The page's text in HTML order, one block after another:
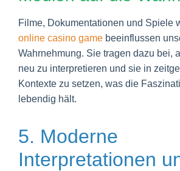
Filme, Dokumentationen und Spiele
online casino game beeinflussen
Wahrnehmung. Sie tragen dazu bei,
neu zu interpretieren und sie in
Kontexte zu setzen, was die
lebendig hält.
5. Moderne
Interpretationen